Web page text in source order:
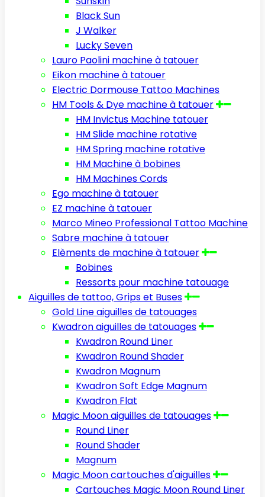
Black Sun
J Walker
Lucky Seven
Lauro Paolini machine à tatouer
Eikon machine à tatouer
Electric Dormouse Tattoo Machines
HM Tools & Dye machine à tatouer
HM Invictus Machine tatouer
HM Slide machine rotative
HM Spring machine rotative
HM Machine à bobines
HM Machines Cords
Ego machine à tatouer
EZ machine à tatouer
Marco Mineo Professional Tattoo Machine
Sabre machine à tatouer
Elèments de machine à tatouer
Bobines
Ressorts pour machine tatouage
Aiguilles de tattoo, Grips et Buses
Gold Line aiguilles de tatouages
Kwadron aiguilles de tatouages
Kwadron Round Liner
Kwadron Round Shader
Kwadron Magnum
Kwadron Soft Edge Magnum
Kwadron Flat
Magic Moon aiguilles de tatouages
Round Liner
Round Shader
Magnum
Magic Moon cartouches d'aiguilles
Cartouches Magic Moon Round Liner